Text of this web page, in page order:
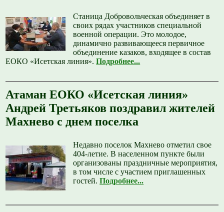
Станица Добровольческая объединяет в
своих рядах участников специальной
военной операции. Это молодое,
динамично развивающееся первичное
объединение казаков, входящее в состав
ЕОКО «Исетская линия».Подробнее...
Атаман ЕОКО «Исетская линия»
Андрей Третьяков поздравил жителей
Махнево с днем поселка
Недавно поселок Махнево отметил свое
404-летие. В населенном пункте были
организованы праздничные мероприятия,
в том числе с участием приглашенных
гостей.Подробнее...